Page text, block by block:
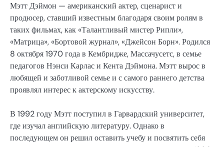
Мэтт Дэймон — американский актер, сценарист и
продюсер, ставший известным благодаря своим ролям в
таких фильмах, как «Талантливый мистер Рипли»,
«Матрица», «Бортовой журнал», «Джейсон Борн». Родился
8 октября 1970 года в Кембридже, Массачусетс, в семье
педагогов Нэнси Карлас и Кента Дэймона. Мэтт вырос в
любящей и заботливой семье и с самого раннего детства
проявлял интерес к актерскому искусству.
В 1992 году Мэтт поступил в Гарвардский университет,
где изучал английскую литературу. Однако в
последующем он решил оставить учебу и посвятить себя